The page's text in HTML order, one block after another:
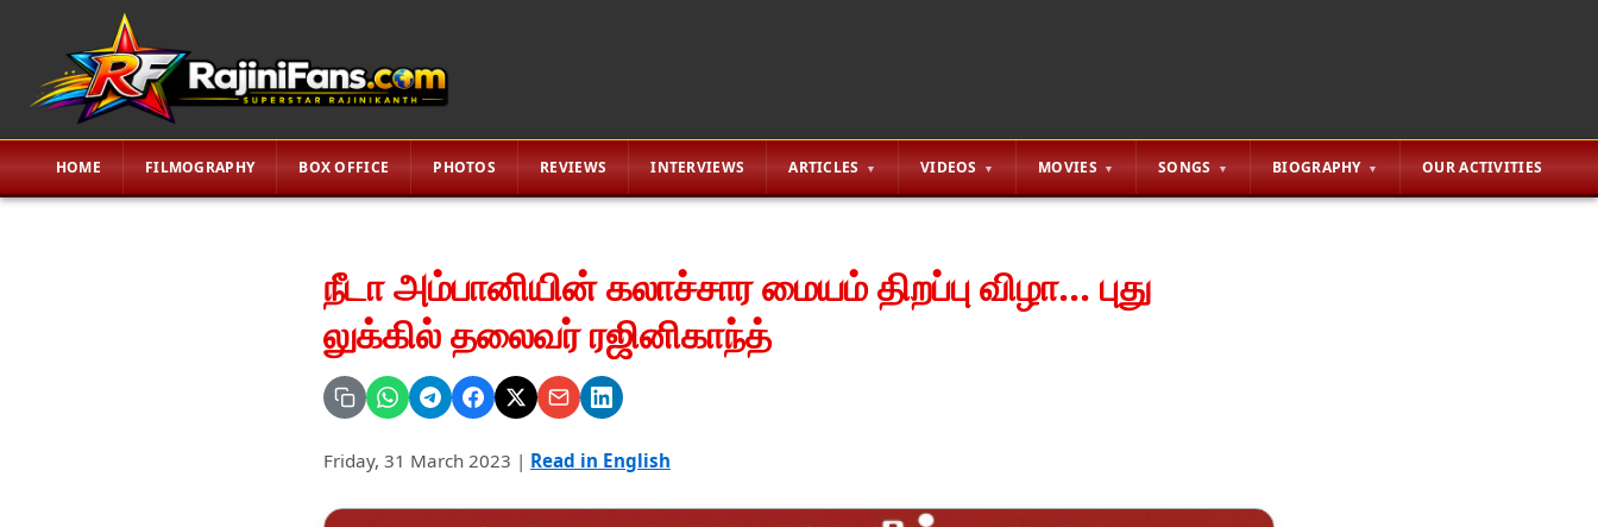
HOME FILMOGRAPHY BOX OFFICE PHOTOS REVIEWS INTERVIEWS ARTICLES VIDEOS MOVIES SONGS BIOGRAPHY OUR ACTIVITIES
நீடா அம்பானியின் கலாச்சார மையம் திறப்பு விழா... புது
லுக்கில் தலைவர் ரஜினிகாந்த்
Friday, 31 March 2023 | Read in English